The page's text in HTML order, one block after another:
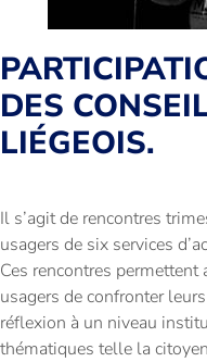
DES
LIÉGEOIS.
Il s’agit de rencontres
usagers de six services
Ces rencontres
usagers de confronter
réflexion à un niveau
thématiques telle la